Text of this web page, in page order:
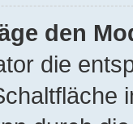
den
die